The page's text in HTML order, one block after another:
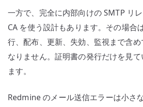
一方で、完全に内部向けの SMTP リ
CA を使う設計もあります。その場合
行、配布、更新、失効、監視まで含
なりません。証明書の発行だけを見
ます。
Redmine のメール送信エラーは小さ